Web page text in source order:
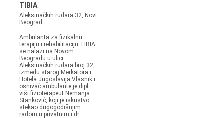
TIBIA
Aleksinačkih rudara 32, Novi
Beograd
Ambulanta za fizikalnu
terapiju i rehabilitaciju TIBIA
se nalazi na Novom
Beogradu u ulici
Aleksinačkih rudara broj 32,
između starog Merkatora i
Hotela Jugoslavija.Vlasnik i
osnivač ambulante je dipl.
viši fizioterapeut Nemanja
Stanković, koji je iskustvo
stekao dugogodišnjim
radom u privatnim i dr...